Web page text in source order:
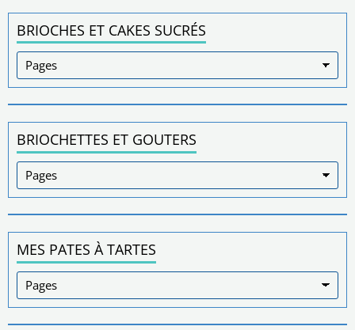
BRIOCHES ET CAKES SUCRÉS
BRIOCHETTES ET GOUTERS
MES PATES À TARTES